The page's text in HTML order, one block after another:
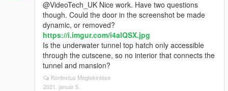
@VideoTech_UK Nice work. Have two questions
though. Could the door in the screenshot be made
dynamic, or removed?
https://i.imgur.com/i4alQSX.jpg
Is the underwater tunnel top hatch only accessible
through the cutscene, so no interior that connects the
tunnel and mansion?
Kontextus Megtekintése
2021. január 5.